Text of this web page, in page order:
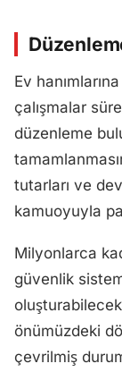
Ev
çalışmalar
düzenleme
tutarları ve
kamuoyuyla
Milyonlarca
güvenlik
önümüzdeki
çevrilmiş